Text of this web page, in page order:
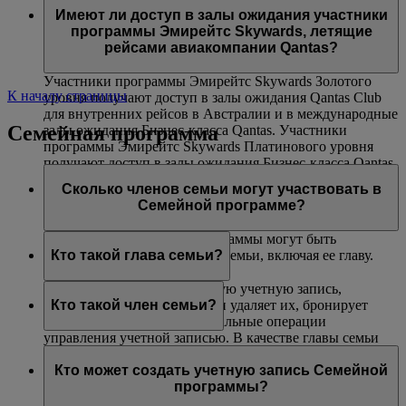
авиакомпаниями Эмирейтс и flydubai. Данная
возможность недоступна на совместных рейсах,
выполняемых другими авиакомпаниями, и на
маршрутах, включающих рейсы других авиакомпаний.
(только на маршрутах, где действуют ограничения
по весу).
Платинового и Золотого уровней могут воспользоваться
услугой приоритетной посадки в самолет.
Имеют ли доступ в залы ожидания участники
программы Эмирейтс Skywards, летящие
рейсами авиакомпании Qantas?
Участники программы Эмирейтс Skywards Золотого
уровня получают доступ в залы ожидания Qantas Club
для внутренних рейсов в Австралии и в международные
залы ожидания Бизнес-класса Qantas. Участники
программы Эмирейтс Skywards Платинового уровня
получают доступ в залы ожидания Бизнес-класса Qantas
внутренних рейсов в Австралии и в международные
залы ожидания Бизнес-класса Qantas.
К началу страницы
Семейная программа
Сколько членов семьи могут участвовать в
Семейной программе?
В одну учетную запись программы могут быть
включены до восьми членов семьи, включая ее главу.
Кто такой глава семьи?
Глава семьи создает Семейную учетную запись,
добавляет в нее участников и удаляет их, бронирует
билеты и выполняет все остальные операции
управления учетной записью. В качестве главы семьи
18 лет. Чтобы добавить участника программы Skysurfers
в учетную запись Семейной программы, глава семьи
Кто такой член семьи?
Семейной программы и может внести 0 % или 100 %
своих миль Skywards, полученных за перелеты рейсами
Кто может создать учетную запись Семейной
программы?